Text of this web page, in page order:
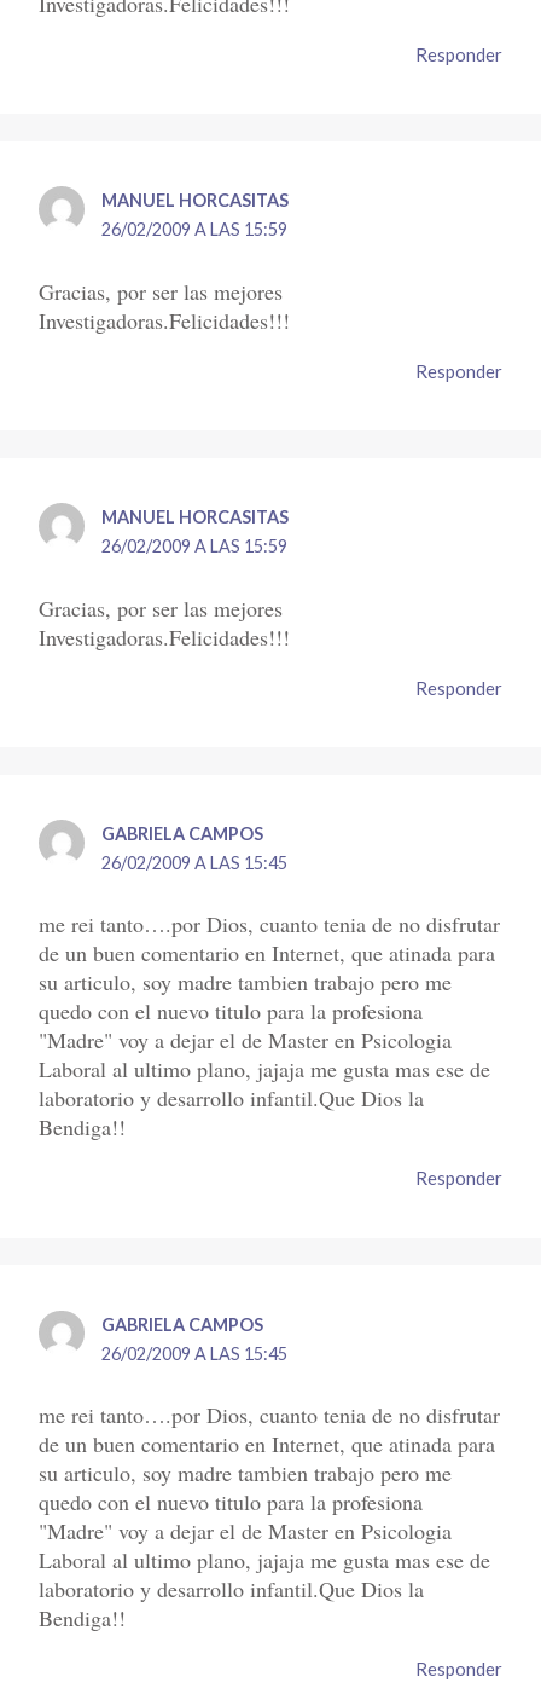
Responder
MANUEL HORCASITAS
26/02/2009 A LAS 15:59
Gracias, por ser las mejores
Investigadoras.Felicidades!!!
Responder
MANUEL HORCASITAS
26/02/2009 A LAS 15:59
Gracias, por ser las mejores
Investigadoras.Felicidades!!!
Responder
GABRIELA CAMPOS
26/02/2009 A LAS 15:45
me rei tanto….por Dios, cuanto tenia de no disfrutar
de un buen comentario en Internet, que atinada para
su articulo, soy madre tambien trabajo pero me
quedo con el nuevo titulo para la profesiona
"Madre" voy a dejar el de Master en Psicologia
Laboral al ultimo plano, jajaja me gusta mas ese de
laboratorio y desarrollo infantil.Que Dios la
Bendiga!!
Responder
GABRIELA CAMPOS
26/02/2009 A LAS 15:45
me rei tanto….por Dios, cuanto tenia de no disfrutar
de un buen comentario en Internet, que atinada para
su articulo, soy madre tambien trabajo pero me
quedo con el nuevo titulo para la profesiona
"Madre" voy a dejar el de Master en Psicologia
Laboral al ultimo plano, jajaja me gusta mas ese de
laboratorio y desarrollo infantil.Que Dios la
Bendiga!!
Responder